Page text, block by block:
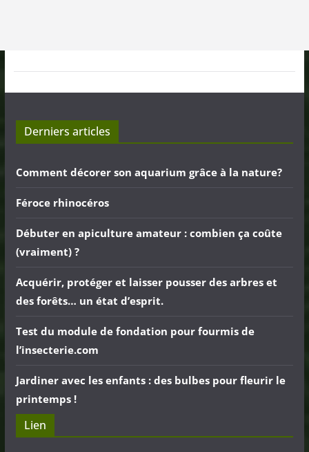
Derniers articles
Comment décorer son aquarium grâce à la nature?
Féroce rhinocéros
Débuter en apiculture amateur : combien ça coûte
(vraiment) ?
Acquérir, protéger et laisser pousser des arbres et
des forêts… un état d’esprit.
Test du module de fondation pour fourmis de
l’insecterie.com
Jardiner avec les enfants : des bulbes pour fleurir le
printemps !
Lien